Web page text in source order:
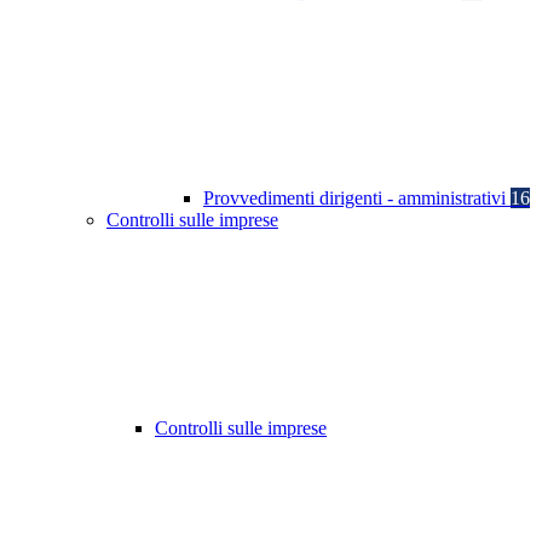
Provvedimenti dirigenti - amministrativi 16
Controlli sulle imprese
Controlli sulle imprese